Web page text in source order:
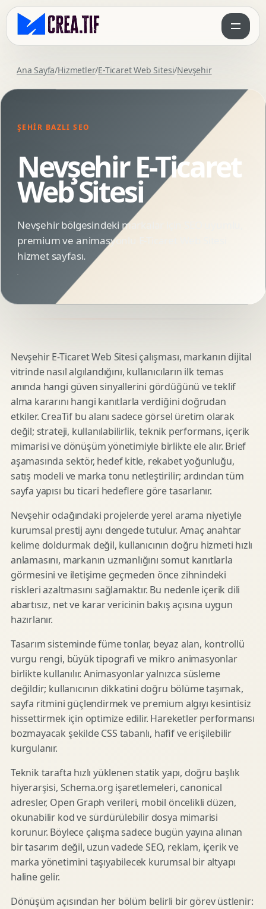
Ana Sayfa/Hizmetler/E-Ticaret Web Sitesi/Nevşehir
ŞEHIR BAZLI SEO
Nevşehir E-Ticaret
Web Sitesi
Nevşehir bölgesindeki markalar için SEO uyumlu,
premium ve animasyonlu E-Ticaret Web Sitesi
hizmet sayfası.
Nevşehir E-Ticaret Web Sitesi çalışması, markanın dijital
vitrinde nasıl algılandığını, kullanıcıların ilk temas
anında hangi güven sinyallerini gördüğünü ve teklif
alma kararını hangi kanıtlarla verdiğini doğrudan
etkiler. CreaTif bu alanı sadece görsel üretim olarak
değil; strateji, kullanılabilirlik, teknik performans, içerik
mimarisi ve dönüşüm yönetimiyle birlikte ele alır. Brief
aşamasında sektör, hedef kitle, rekabet yoğunluğu,
satış modeli ve marka tonu netleştirilir; ardından tüm
sayfa yapısı bu ticari hedeflere göre tasarlanır.
Nevşehir odağındaki projelerde yerel arama niyetiyle
kurumsal prestij aynı dengede tutulur. Amaç anahtar
kelime doldurmak değil, kullanıcının doğru hizmeti hızlı
anlamasını, markanın uzmanlığını somut kanıtlarla
görmesini ve iletişime geçmeden önce zihnindeki
riskleri azaltmasını sağlamaktır. Bu nedenle içerik dili
abartısız, net ve karar vericinin bakış açısına uygun
hazırlanır.
Tasarım sisteminde füme tonlar, beyaz alan, kontrollü
vurgu rengi, büyük tipografi ve mikro animasyonlar
birlikte kullanılır. Animasyonlar yalnızca süsleme
değildir; kullanıcının dikkatini doğru bölüme taşımak,
sayfa ritmini güçlendirmek ve premium algıyı kesintisiz
hissettirmek için optimize edilir. Hareketler performansı
bozmayacak şekilde CSS tabanlı, hafif ve erişilebilir
kurgulanır.
Teknik tarafta hızlı yüklenen statik yapı, doğru başlık
hiyerarşisi, Schema.org işaretlemeleri, canonical
adresler, Open Graph verileri, mobil öncelikli düzen,
okunabilir kod ve sürdürülebilir dosya mimarisi
korunur. Böylece çalışma sadece bugün yayına alınan
bir tasarım değil, uzun vadede SEO, reklam, içerik ve
marka yönetimini taşıyabilecek kurumsal bir altyapı
haline gelir.
Dönüşüm açısından her bölüm belirli bir görev üstlenir: